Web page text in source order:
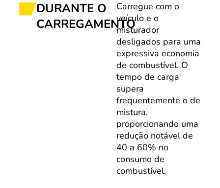
DURANTE O
CARREGAMENTO
Carregue com o
veículo e o
misturador
desligados para uma
expressiva economia
de combustível. O
tempo de carga
supera
frequentemente o de
mistura,
proporcionando uma
redução notável de
40 a 60% no
consumo de
combustível.